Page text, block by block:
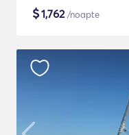
$1,762/noapte